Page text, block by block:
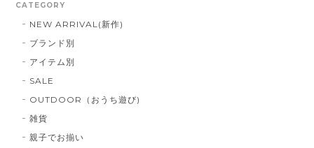
CATEGORY
NEW ARRIVAL(新作)
ブランド別
アイテム別
SALE
OUTDOOR（おうち遊び)
雑貨
親子でお揃い